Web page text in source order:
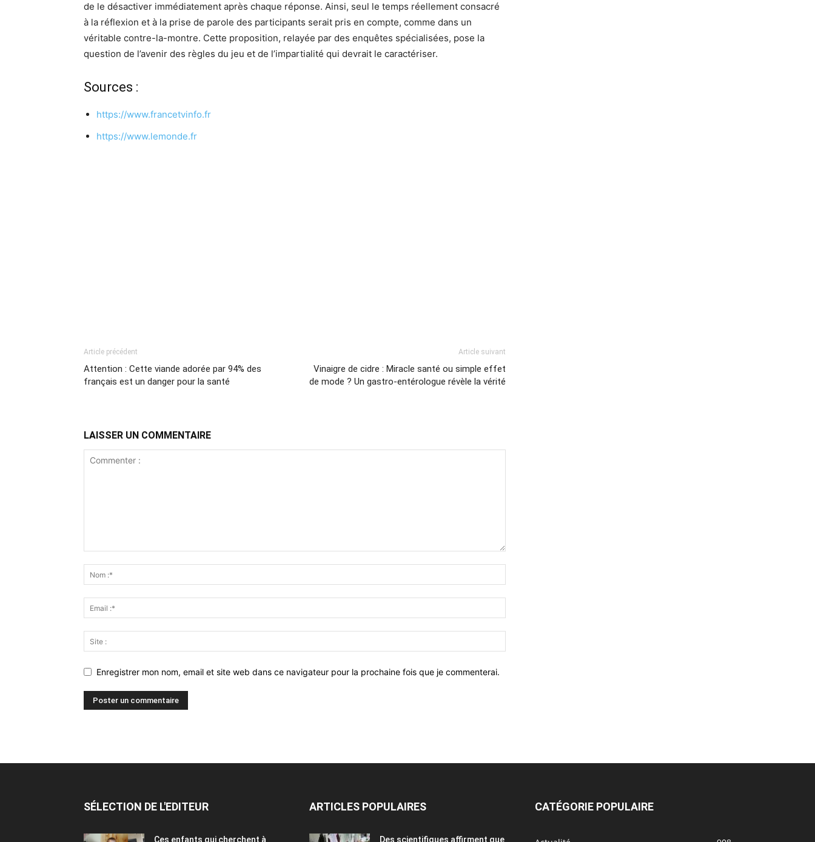
de le désactiver immédiatement après chaque réponse. Ainsi, seul le temps réellement consacré
à la réflexion et à la prise de parole des participants serait pris en compte, comme dans un
véritable contre-la-montre. Cette proposition, relayée par des enquêtes spécialisées, pose la
question de l’avenir des règles du jeu et de l’impartialité qui devrait le caractériser.
Sources :
https://www.francetvinfo.fr
https://www.lemonde.fr
Article précédent
Attention : Cette viande adorée par 94% des
français est un danger pour la santé
Article suivant
Vinaigre de cidre : Miracle santé ou simple effet
de mode ? Un gastro-entérologue révèle la vérité
LAISSER UN COMMENTAIRE
Enregistrer mon nom, email et site web dans ce navigateur pour la prochaine fois que je commenterai.
SÉLECTION DE L'EDITEUR
Ces enfants qui cherchent à
ARTICLES POPULAIRES
Des scientifiques affirment que
CATÉGORIE POPULAIRE